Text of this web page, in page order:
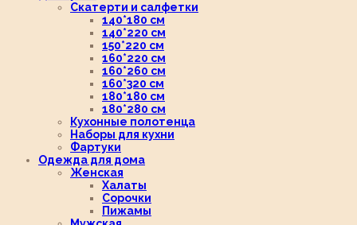
Скатерти и салфетки
140*180 см
140*220 см
150*220 см
160*220 см
160*260 см
160*320 см
180*180 см
180*280 см
Кухонные полотенца
Наборы для кухни
Фартуки
Одежда для дома
Женская
Халаты
Сорочки
Пижамы